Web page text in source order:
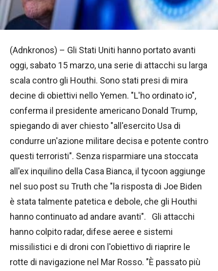
(Adnkronos) – Gli Stati Uniti hanno portato avanti
oggi, sabato 15 marzo, una serie di attacchi su larga
scala contro gli Houthi. Sono stati presi di mira
decine di obiettivi nello Yemen. "L'ho ordinato io",
conferma il presidente americano Donald Trump,
spiegando di aver chiesto "all'esercito Usa di
condurre un'azione militare decisa e potente contro
questi terroristi". Senza risparmiare una stoccata
all'ex inquilino della Casa Bianca, il tycoon aggiunge
nel suo post su Truth che "la risposta di Joe Biden
è stata talmente patetica e debole, che gli Houthi
hanno continuato ad andare avanti". Gli attacchi
hanno colpito radar, difese aeree e sistemi
missilistici e di droni con l'obiettivo di riaprire le
rotte di navigazione nel Mar Rosso. "È passato più